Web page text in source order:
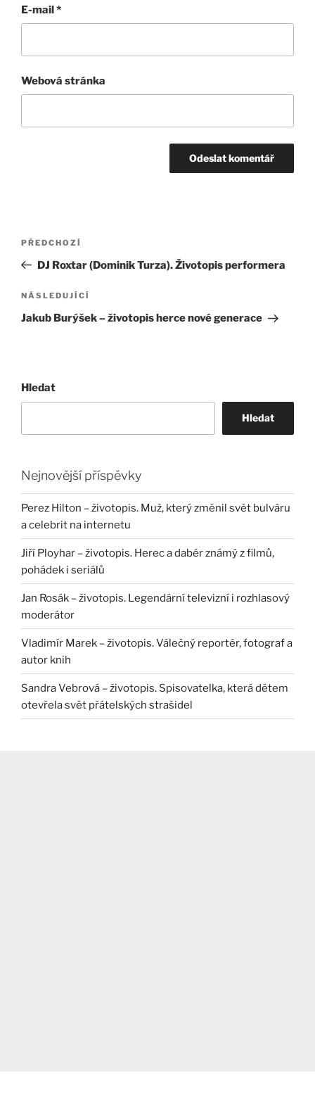
E-mail*
Webová stránka
Navigace
příspěvek
Předchozí
příspěvek
PŘEDCHOZÍ
DJ Roxtar (Dominik Turza). Životopis performera
Následující
příspěvek
NÁSLEDUJÍCÍ
Jakub Burýšek – životopis herce nové generace
Hledat
Hledat
Nejnovější příspěvky
Perez Hilton – životopis. Muž, který změnil svět bulváru
a celebrit na internetu
Jiří Ployhar – životopis. Herec a dabér známý z filmů,
pohádek i seriálů
Jan Rosák – životopis. Legendární televizní i rozhlasový
moderátor
Vladimír Marek – životopis. Válečný reportér, fotograf a
autor knih
Sandra Vebrová – životopis. Spisovatelka, která dětem
otevřela svět přátelských strašidel